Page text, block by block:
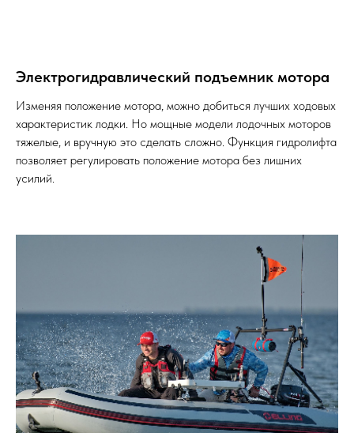
Электрогидравлический подъемник мотора
Изменяя положение мотора, можно добиться лучших ходовых
характеристик лодки. Но мощные модели лодочных моторов
тяжелые, и вручную это сделать сложно. Функция гидролифта
позволяет регулировать положение мотора без лишних
усилий.